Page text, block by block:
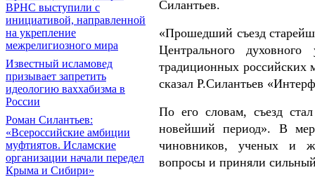
ВРНС выступили с
инициативой, направленной
на укрепление
межрелигиозного мира
Известный исламовед
призывает запретить
идеологию ваххабизма в
России
Роман Силантьев:
«Всероссийские амбиции
муфтиятов. Исламские
организации начали передел
Крыма и Сибири»
Силантьев.
«Прошедший съезд
Центрального
традиционных российских
сказал Р.Силантьев
По его словам, съезд
новейший период». В
чиновников, ученых и
вопросы и приняли